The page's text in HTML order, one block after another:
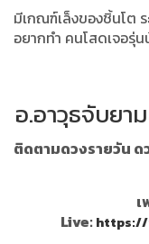
มีเกณฑ์เล็งของชิ้นโต
อยากทำ คนโสดเจอรุ่น
อ.อาวุธจับย
ติดตามดวงรายวัน
Live:https://